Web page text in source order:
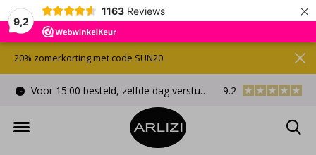
9,2
1163 Reviews ×
Voor 15.00 besteld, zelfde dag verstuurd Gratis
9.2
20% zomerkorting met code SUN20